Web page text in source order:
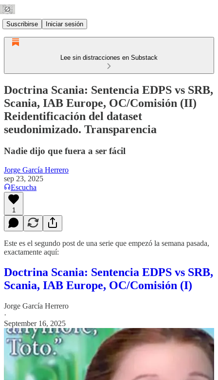
Suscribirse Iniciar sesión
Lee sin distracciones en Substack
Doctrina Scania: Sentencia EDPS vs SRB,
Scania, IAB Europe, OC/Comisión (II)
Reidentificación del dataset
seudonimizado. Transparencia
Nadie dijo que fuera a ser fácil
Jorge García Herrero
sep 23, 2025
Escucha
1
Este es el segundo post de una serie que empezó la semana pasada,
exactamente aquí:
Doctrina Scania: Sentencia EDPS vs SRB,
Scania, IAB Europe, OC/Comisión (I)
Jorge García Herrero
·
September 16, 2025